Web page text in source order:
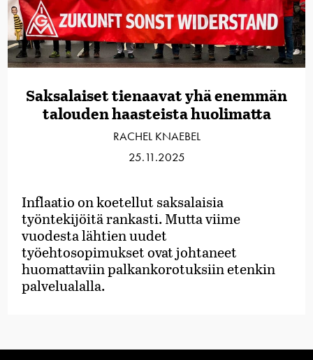
Saksalaiset tienaavat yhä enemmän
talouden haasteista huolimatta
RACHEL KNAEBEL
25.11.2025
Inflaatio on koetellut saksalaisia
työntekijöitä rankasti. Mutta viime
vuodesta lähtien uudet
työehtosopimukset ovat johtaneet
huomattaviin palkankorotuksiin etenkin
palvelualalla.